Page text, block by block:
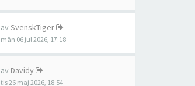
av SvenskTiger
mån 06 jul 2026, 17:18
av Davidy
tis 26 maj 2026, 18:54